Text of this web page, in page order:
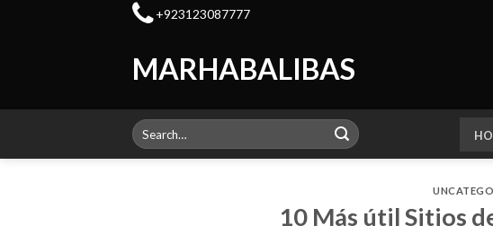
+923123087777
MARHABALIBAS
Search
for:
10 Más útil Sitios